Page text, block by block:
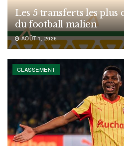
Les 5 transferts les plus
du football malien
AOÛT 1, 2026
CLASSEMENT